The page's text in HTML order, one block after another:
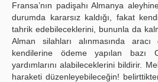
Fransa’nın padişahı Almanya
durumda kararsız kaldığı, fakat
tahrik edebileceklerini, bununla da
Alman silahları alınmasında
kendilerine ödeme yapılan bazı
yardımlarını alabileceklerini bildirir.
haraketi düzenleyebileceğin!